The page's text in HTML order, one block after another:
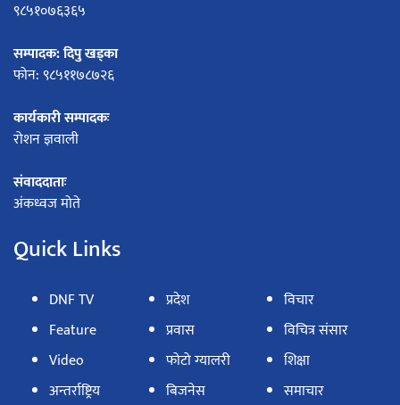
९८५१०७६३६५
सम्पादक: दिपु खड्का
फोन: ९८५११७८७२६
कार्यकारी सम्पादकः
रोशन ज्ञवाली
संवाददाताः
अंकध्वज मोते
Quick Links
DNF TV
Feature
Video
अन्तर्राष्ट्रिय
प्रदेश
प्रवास
फोटो ग्यालरी
बिजनेस
विचार
विचित्र संसार
शिक्षा
समाचार